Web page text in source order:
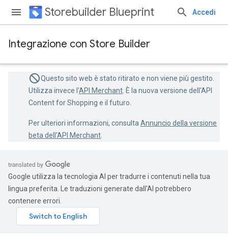
Storebuilder Blueprint Accedi
Integrazione con Store Builder
Questo sito web è stato ritirato e non viene più gestito.
Utilizza invece l'API Merchant . È la nuova versione dell'API
Content for Shopping e il futuro.
Per ulteriori informazioni, consulta Annuncio della versione
beta dell'API Merchant
Google utilizza la tecnologia AI per tradurre i contenuti nella tua
lingua preferita. Le traduzioni generate dall'AI potrebbero
contenere errori.